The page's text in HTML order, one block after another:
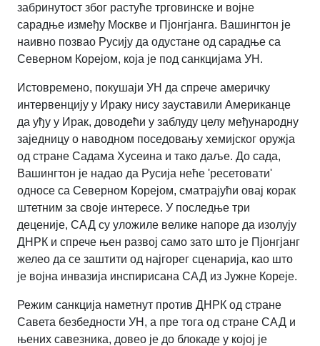
забринутост због растуће трговинске и војне
сарадње између Москве и Пјонгјанга. Вашингтон је
наивно позвао Русију да одустане од сарадње са
Северном Корејом, која је под санкцијама УН.
Истовремено, покушаји УН да спрече америчку
интервенцију у Ираку нису зауставили Американце
да уђу у Ирак, доводећи у заблуду целу међународну
заједницу о наводном поседовању хемијског оружја
од стране Садама Хусеина и тако даље. До сада,
Вашингтон је надао да Русија неће 'ресетовати'
односе са Северном Корејом, сматрајући овај корак
штетним за своје интересе. У последње три
деценије, САД су уложиле велике напоре да изолују
ДНРК и спрече њен развој само зато што је Пјонгјанг
желео да се заштити од најгорег сценарија, као што
је војна инвазија инспирисана САД из Јужне Кореје.
Режим санкција наметнут против ДНРК од стране
Савета безбедности УН, а пре тога од стране САД и
њених савезника, довео је до блокаде у којој је